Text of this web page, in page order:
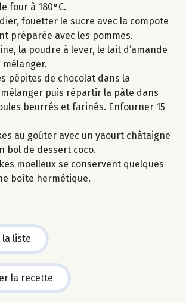
four à 180°C.
fouetter le sucre avec la compote
préparée avec les pommes.
la poudre à lever, le lait d’amande
mélanger.
pépites de chocolat dans la
puis répartir la pâte dans
beurrés et farinés. Enfourner 15
au goûter avec un yaourt châtaigne
bol de dessert coco.
moelleux se conservent quelques
boîte hermétique.
la liste
la recette